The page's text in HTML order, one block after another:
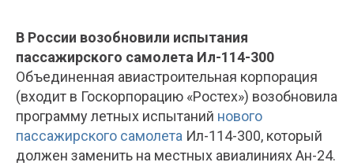
В России возобновили испытания
пассажирского самолета Ил-114-300
Объединенная авиастроительная корпорация
(входит в Госкорпорацию «Ростех») возобновила
программу летных испытаний нового
пассажирского самолета Ил-114-300, который
должен заменить на местных авиалиниях Ан-24.